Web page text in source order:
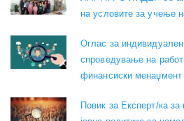
на условите за учење
Оглас за индивидуален
спроведување на
финансиски менаџмент
Повик за Експерт/ка